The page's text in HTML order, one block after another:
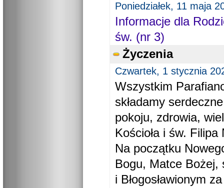
Poniedziałek, 11 maja
Informacje dla
św. (nr 3)
Życzenia
Czwartek, 1 stycznia
Wszystkim
składamy
pokoju, zdrowia,
Kościoła i św. Filipa
Na początku
Bogu, Matce Bożej,
i Błogosławionym